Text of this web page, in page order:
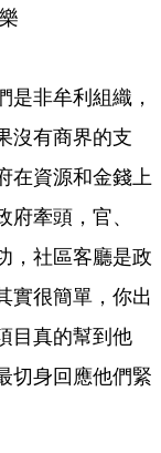
非牟利組織，
沒有商界的支
在資源和金錢上
牽頭，官、
，社區客廳是政
實很簡單，你出
目真的幫到他
切身回應他們緊